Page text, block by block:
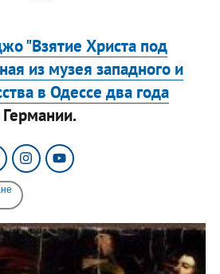
"Взятие Христа под
из музея западного и
в Одессе два года